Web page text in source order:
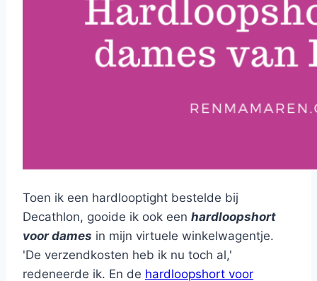
Toen ik een hardlooptight bestelde bij
Decathlon, gooide ik ook een hardloopshort
voor dames in mijn virtuele winkelwagentje.
'De verzendkosten heb ik nu toch al,'
redeneerde ik. En de hardloopshort voor